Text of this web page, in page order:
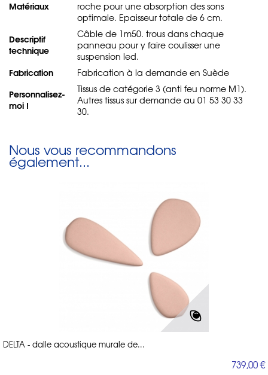
Matériaux
roche pour une absorption des sons
optimale. Epaisseur totale de 6 cm.
Descriptif
technique
Câble de 1m50. trous dans chaque
panneau pour y faire coulisser une
suspension led.
Fabrication Fabrication à la demande en Suède
Personnalisez-
moi !
Tissus de catégorie 3 (anti feu norme M1).
Autres tissus sur demande au 01 53 30 33
30.
Nous vous recommandons
également...
DELTA - dalle acoustique murale de...
739,00 €